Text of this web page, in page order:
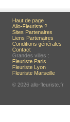
Haut de page
Allo-Fleuriste ?
Sites Partenaires
Liens Partenaires
Conditions générales
Contact
Grandes villes :
Fleuriste Paris
Fleuriste Lyon
Fleuriste Marseille
© 2026 allo-fleuriste.fr